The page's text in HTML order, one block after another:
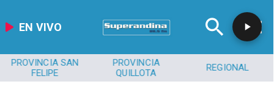
EN VIVO
PROVINCIA SAN
FELIPE
PROVINCIA
QUILLOTA
REGIONAL